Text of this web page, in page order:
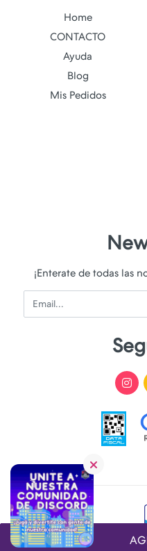
Home
CONTACTO
Ayuda
Blog
Mis Pedidos
¡Enterate de todas las
Email